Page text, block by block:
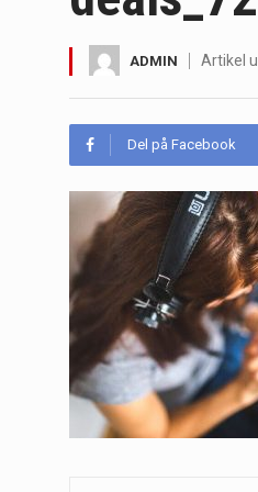
ADMIN Artikel
Del på Facebook